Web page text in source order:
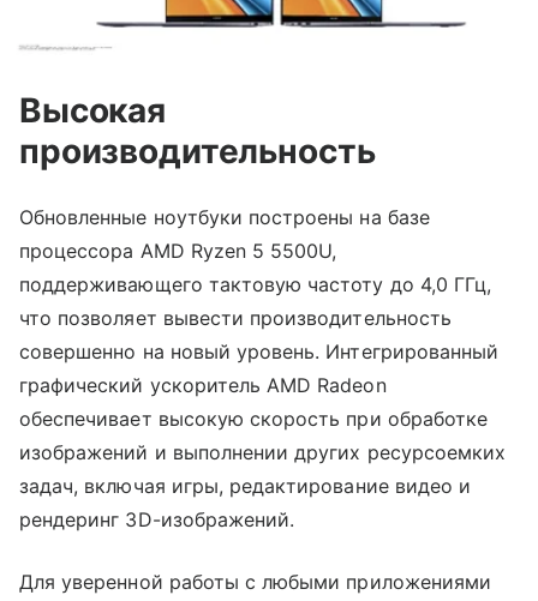
Высокая
производительность
Обновленные ноутбуки построены на базе
процессора AMD Ryzen 5 5500U,
поддерживающего тактовую частоту до 4,0 ГГц,
что позволяет вывести производительность
совершенно на новый уровень. Интегрированный
графический ускоритель AMD Radeon
обеспечивает высокую скорость при обработке
изображений и выполнении других ресурсоемких
задач, включая игры, редактирование видео и
рендеринг 3D-изображений.
Для уверенной работы с любыми приложениями